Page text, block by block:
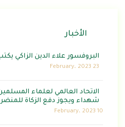
الأخبار
البروفسور علاء الدين الزاكي
23 February، 2023
الاتحاد العالمي لعلماء
شهداء ويجوز دفع الزكاة
10 February، 2023